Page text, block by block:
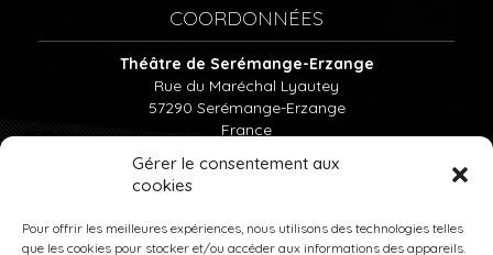
Gérer le consentement aux
cookies
Pour offrir les meilleures expériences, nous utilisons des technologies telles
que les cookies pour stocker et/ou accéder aux informations des appareils.
COORDONNÉES
Théâtre de Serémange-Erzange
Rue du Maréchal Lyautey
57290 Serémange-Erzange
France
INFOS PRATIQUES